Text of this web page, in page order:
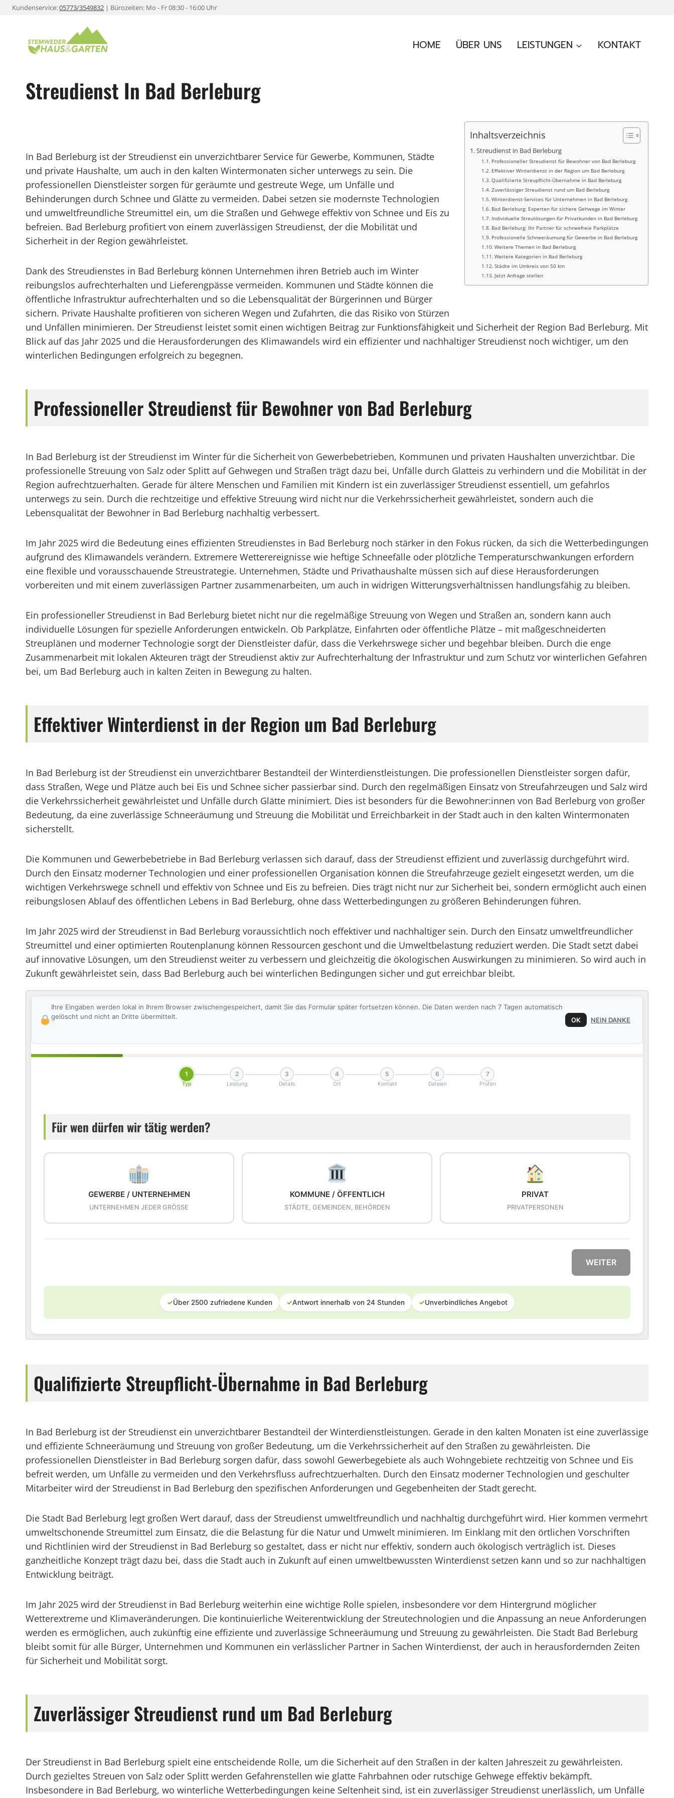
ZumKundenservice:05773/3549832 | Bürozeiten: Mo - Fr 08:30 - 16:00 Uhr
HOME ÜBER UNS LEISTUNGEN KONTAKT
Streudienst In Bad Berleburg
Inhaltsverzeichnis
Streudienst in Bad Berleburg
Professioneller Streudienst für Bewohner von Bad Berleburg
Effektiver Winterdienst in der Region um Bad Berleburg
Qualifizierte Streupflicht-Übernahme in Bad Berleburg
Zuverlässiger Streudienst rund um Bad Berleburg
Winterdienst-Services für Unternehmen in Bad Berleburg
Bad Berleburg: Experten für sichere Gehwege im Winter
Individuelle Streulösungen für Privatkunden in Bad Berleburg
Bad Berleburg: Ihr Partner für schneefreie Parkplätze
Professionelle Schneeräumung für Gewerbe in Bad Berleburg
Weitere Themen in Bad Berleburg
Weitere Kategorien in Bad Berleburg
Städte im Umkreis von 50 km
Jetzt Anfrage stellen
In Bad Berleburg ist der Streudienst ein unverzichtbarer Service für Gewerbe, Kommunen, Städte
und private Haushalte, um auch in den kalten Wintermonaten sicher unterwegs zu sein. Die
professionellen Dienstleister sorgen für geräumte und gestreute Wege, um Unfälle und
Behinderungen durch Schnee und Glätte zu vermeiden. Dabei setzen sie modernste Technologien
und umweltfreundliche Streumittel ein, um die Straßen und Gehwege effektiv von Schnee und Eis zu
befreien. Bad Berleburg profitiert von einem zuverlässigen Streudienst, der die Mobilität und
Sicherheit in der Region gewährleistet.
Dank des Streudienstes in Bad Berleburg können Unternehmen ihren Betrieb auch im Winter
reibungslos aufrechterhalten und Lieferengpässe vermeiden. Kommunen und Städte können die
öffentliche Infrastruktur aufrechterhalten und so die Lebensqualität der Bürgerinnen und Bürger
sichern. Private Haushalte profitieren von sicheren Wegen und Zufahrten, die das Risiko von Stürzen
und Unfällen minimieren. Der Streudienst leistet somit einen wichtigen Beitrag zur Funktionsfähigkeit und Sicherheit der Region Bad Berleburg. Mit
Blick auf das Jahr 2025 und die Herausforderungen des Klimawandels wird ein effizienter und nachhaltiger Streudienst noch wichtiger, um den
winterlichen Bedingungen erfolgreich zu begegnen.
Professioneller Streudienst für Bewohner von Bad Berleburg
In Bad Berleburg ist der Streudienst im Winter für die Sicherheit von Gewerbebetrieben, Kommunen und privaten Haushalten unverzichtbar. Die
professionelle Streuung von Salz oder Splitt auf Gehwegen und Straßen trägt dazu bei, Unfälle durch Glatteis zu verhindern und die Mobilität in der
Region aufrechtzuerhalten. Gerade für ältere Menschen und Familien mit Kindern ist ein zuverlässiger Streudienst essentiell, um gefahrlos
unterwegs zu sein. Durch die rechtzeitige und effektive Streuung wird nicht nur die Verkehrssicherheit gewährleistet, sondern auch die
Lebensqualität der Bewohner in Bad Berleburg nachhaltig verbessert.
Im Jahr 2025 wird die Bedeutung eines effizienten Streudienstes in Bad Berleburg noch stärker in den Fokus rücken, da sich die Wetterbedingungen
aufgrund des Klimawandels verändern. Extremere Wetterereignisse wie heftige Schneefälle oder plötzliche Temperaturschwankungen erfordern
eine flexible und vorausschauende Streustrategie. Unternehmen, Städte und Privathaushalte müssen sich auf diese Herausforderungen
vorbereiten und mit einem zuverlässigen Partner zusammenarbeiten, um auch in widrigen Witterungsverhältnissen handlungsfähig zu bleiben.
Ein professioneller Streudienst in Bad Berleburg bietet nicht nur die regelmäßige Streuung von Wegen und Straßen an, sondern kann auch
individuelle Lösungen für spezielle Anforderungen entwickeln. Ob Parkplätze, Einfahrten oder öffentliche Plätze – mit maßgeschneiderten
Streuplänen und moderner Technologie sorgt der Dienstleister dafür, dass die Verkehrswege sicher und begehbar bleiben. Durch die enge
Zusammenarbeit mit lokalen Akteuren trägt der Streudienst aktiv zur Aufrechterhaltung der Infrastruktur und zum Schutz vor winterlichen Gefahren
bei, um Bad Berleburg auch in kalten Zeiten in Bewegung zu halten.
Effektiver Winterdienst in der Region um Bad Berleburg
In Bad Berleburg ist der Streudienst ein unverzichtbarer Bestandteil der Winterdienstleistungen. Die professionellen Dienstleister sorgen dafür,
dass Straßen, Wege und Plätze auch bei Eis und Schnee sicher passierbar sind. Durch den regelmäßigen Einsatz von Streufahrzeugen und Salz wird
die Verkehrssicherheit gewährleistet und Unfälle durch Glätte minimiert. Dies ist besonders für die Bewohner:innen von Bad Berleburg von großer
Bedeutung, da eine zuverlässige Schneeräumung und Streuung die Mobilität und Erreichbarkeit in der Stadt auch in den kalten Wintermonaten
sicherstellt.
Die Kommunen und Gewerbebetriebe in Bad Berleburg verlassen sich darauf, dass der Streudienst effizient und zuverlässig durchgeführt wird.
Durch den Einsatz moderner Technologien und einer professionellen Organisation können die Streufahrzeuge gezielt eingesetzt werden, um die
wichtigen Verkehrswege schnell und effektiv von Schnee und Eis zu befreien. Dies trägt nicht nur zur Sicherheit bei, sondern ermöglicht auch einen
reibungslosen Ablauf des öffentlichen Lebens in Bad Berleburg, ohne dass Wetterbedingungen zu größeren Behinderungen führen.
Im Jahr 2025 wird der Streudienst in Bad Berleburg voraussichtlich noch effektiver und nachhaltiger sein. Durch den Einsatz umweltfreundlicher
Streumittel und einer optimierten Routenplanung können Ressourcen geschont und die Umweltbelastung reduziert werden. Die Stadt setzt dabei
auf innovative Lösungen, um den Streudienst weiter zu verbessern und gleichzeitig die ökologischen Auswirkungen zu minimieren. So wird auch in
Zukunft gewährleistet sein, dass Bad Berleburg auch bei winterlichen Bedingungen sicher und gut erreichbar bleibt.
Ihre Eingaben werden lokal in Ihrem Browser zwischengespeichert, damit Sie das Formular später fortsetzen können. Die Daten werden nach 7 Tagen automatisch
gelöscht und nicht an Dritte übermittelt.
OK NEIN DANKE
1
Typ
2
Leistung
3
Details
4
Ort
5
Kontakt
6
Dateien
7
Prüfen
Für wen dürfen wir tätig werden?
GEWERBE / UNTERNEHMEN
UNTERNEHMEN JEDER GRÖSSE
KOMMUNE / ÖFFENTLICH
STÄDTE, GEMEINDEN, BEHÖRDEN
PRIVAT
PRIVATPERSONEN
WEITER
✓Über 2500 zufriedene Kunden ✓Antwort innerhalb von 24 Stunden ✓Unverbindliches Angebot
Qualifizierte Streupflicht-Übernahme in Bad Berleburg
In Bad Berleburg ist der Streudienst ein unverzichtbarer Bestandteil der Winterdienstleistungen. Gerade in den kalten Monaten ist eine zuverlässige
und effiziente Schneeräumung und Streuung von großer Bedeutung, um die Verkehrssicherheit auf den Straßen zu gewährleisten. Die
professionellen Dienstleister in Bad Berleburg sorgen dafür, dass sowohl Gewerbegebiete als auch Wohngebiete rechtzeitig von Schnee und Eis
befreit werden, um Unfälle zu vermeiden und den Verkehrsfluss aufrechtzuerhalten. Durch den Einsatz moderner Technologien und geschulter
Mitarbeiter wird der Streudienst in Bad Berleburg den spezifischen Anforderungen und Gegebenheiten der Stadt gerecht.
Die Stadt Bad Berleburg legt großen Wert darauf, dass der Streudienst umweltfreundlich und nachhaltig durchgeführt wird. Hier kommen vermehrt
umweltschonende Streumittel zum Einsatz, die die Belastung für die Natur und Umwelt minimieren. Im Einklang mit den örtlichen Vorschriften
und Richtlinien wird der Streudienst in Bad Berleburg so gestaltet, dass er nicht nur effektiv, sondern auch ökologisch verträglich ist. Dieses
ganzheitliche Konzept trägt dazu bei, dass die Stadt auch in Zukunft auf einen umweltbewussten Winterdienst setzen kann und so zur nachhaltigen
Entwicklung beiträgt.
Im Jahr 2025 wird der Streudienst in Bad Berleburg weiterhin eine wichtige Rolle spielen, insbesondere vor dem Hintergrund möglicher
Wetterextreme und Klimaveränderungen. Die kontinuierliche Weiterentwicklung der Streutechnologien und die Anpassung an neue Anforderungen
werden es ermöglichen, auch zukünftig eine effiziente und zuverlässige Schneeräumung und Streuung zu gewährleisten. Die Stadt Bad Berleburg
bleibt somit für alle Bürger, Unternehmen und Kommunen ein verlässlicher Partner in Sachen Winterdienst, der auch in herausfordernden Zeiten
für Sicherheit und Mobilität sorgt.
Zuverlässiger Streudienst rund um Bad Berleburg
Der Streudienst in Bad Berleburg spielt eine entscheidende Rolle, um die Sicherheit auf den Straßen in der kalten Jahreszeit zu gewährleisten.
Durch gezieltes Streuen von Salz oder Splitt werden Gefahrenstellen wie glatte Fahrbahnen oder rutschige Gehwege effektiv bekämpft.
Insbesondere in Bad Berleburg, wo winterliche Wetterbedingungen keine Seltenheit sind, ist ein zuverlässiger Streudienst unerlässlich, um Unfälle